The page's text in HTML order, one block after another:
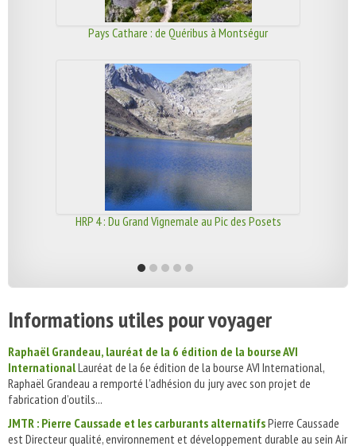
Pays Cathare : de Quéribus à Montségur
HRP 4 : Du Grand Vignemale au Pic des Posets
Informations utiles pour voyager
Raphaël Grandeau, lauréat de la 6 édition de la bourse AVI
InternationalLauréat de la 6e édition de la bourse AVI International,
Raphaël Grandeau a remporté l’adhésion du jury avec son projet de
fabrication d’outils...
JMTR : Pierre Caussade et les carburants alternatifsPierre Caussade
est Directeur qualité, environnement et développement durable au sein Air